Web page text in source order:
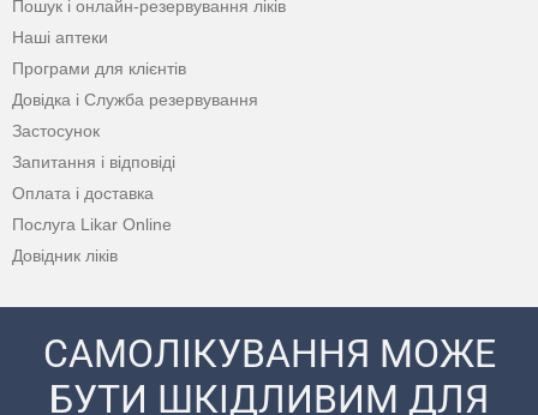
Пошук і онлайн-резервування ліків
Наші аптеки
Програми для клієнтів
Довідка і Служба резервування
Застосунок
Запитання і відповіді
Оплата і доставка
Послуга Likar Online
Довідник ліків
САМОЛІКУВАННЯ МОЖЕ
БУТИ ШКІДЛИВИМ ДЛЯ